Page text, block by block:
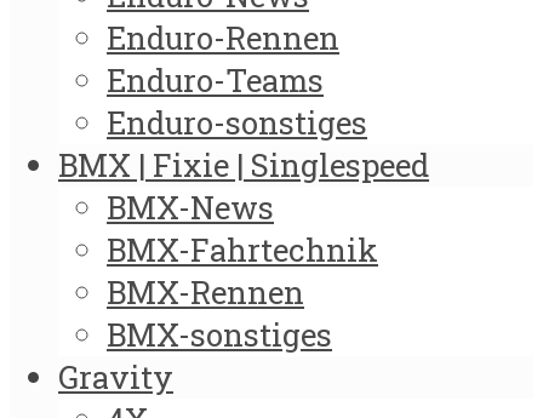
Enduro-Rennen
Enduro-Teams
Enduro-sonstiges
BMX | Fixie | Singlespeed
BMX-News
BMX-Fahrtechnik
BMX-Rennen
BMX-sonstiges
Gravity